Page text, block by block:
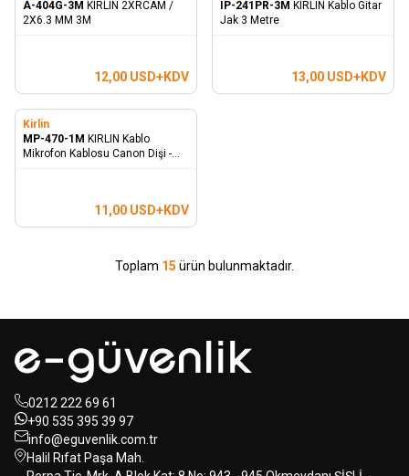
A-404G-3M KIRLIN 2XRCAM /
2X6.3 MM 3M
12,00 USD+KDV
IP-241PR-3M KIRLIN Kablo Gitar
Jak 3 Metre
13,00 USD+KDV
Kirlin
MP-470-1M KIRLIN Kablo
Mikrofon Kablosu Canon Dişi -
11,00 USD+KDV
Toplam 15 ürün bulunmaktadır.
0212 222 69 61
+90 535 395 39 97
info@eguvenlik.com.tr
Halil Rıfat Paşa Mah.